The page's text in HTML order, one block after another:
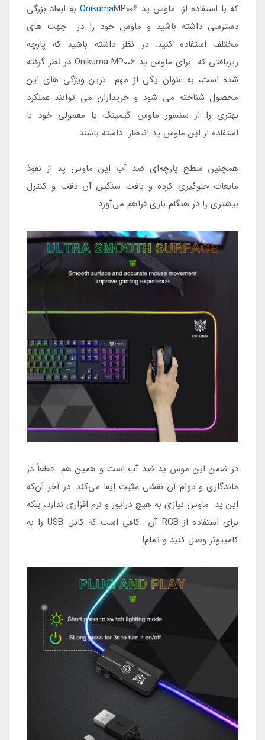
که با استفاده از ماوس پد Onikuma MP006 به ابعاد بزرگی
دسترسی داشته باشید و ماوس خود را در جهت های
مختلف استفاده کنید. در نظر داشته باشید که پارچه
ریزبافتی که برای ماوس پد Onikuma MP006 در نظر گرفته
شده است، به عنوان یکی از مهم ترین ویژگی های این
محصول شناخته می شود و خریداران می توانند عملکرد
بهتری را از سنسور ماوس گیمینگ یا معمولی خود با
استفاده از این ماوس پد انتظار داشته باشند.
همچنین سطح پارچه‌ای ضد آب این ماوس پد از نفوذ
مایعات جلوگیری کرده و بافت سنگین آن دقت و کنترل
بیشتری را در هنگام بازی فراهم می‌آورد.
در ضمن این موس پد ضد آب است و همین هم قطعاً در
ماندگاری و دوام آن نقشی مثبت ایفا می‌کند. در آخر آن‌که
این پد ماوس نیازی به هیچ درایور و نرم افزاری ندارد، بلکه
برای استفاده از RGB آن کافی است که کابل USB را به
کامپیوتر وصل کنید و تمام!